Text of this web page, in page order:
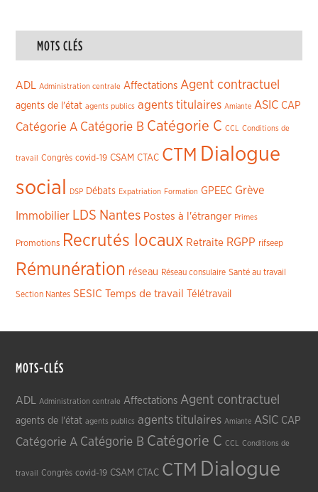
MOTS CLÉS
ADL Administration centrale Affectations Agent contractuel
agents de l'état agents publics agents titulaires Amiante ASIC CAP
Catégorie A Catégorie B Catégorie C CCL Conditions de
travail Congrès covid-19 CSAM CTAC CTM Dialogue
social
DSP Débats Expatriation Formation GPEEC Grève
Immobilier LDS Nantes Postes à l'étranger Primes
Promotions Recrutés locaux Retraite RGPP rifseep
Rémunération réseau Réseau consulaire Santé au travail
Section Nantes SESIC Temps de travail Télétravail
MOTS-CLÉS
ADL Administration centrale Affectations Agent contractuel
agents de l'état agents publics agents titulaires Amiante ASIC CAP
Catégorie A Catégorie B Catégorie C CCL Conditions de
travail Congrès covid-19 CSAM CTAC CTM Dialogue